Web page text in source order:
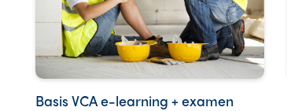
Basis VCA e-learning + examen